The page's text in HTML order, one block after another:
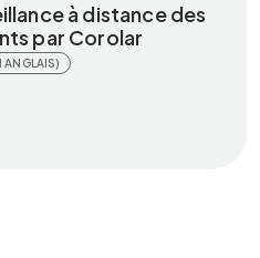
à distance des
par Corolar
ANGLAIS)